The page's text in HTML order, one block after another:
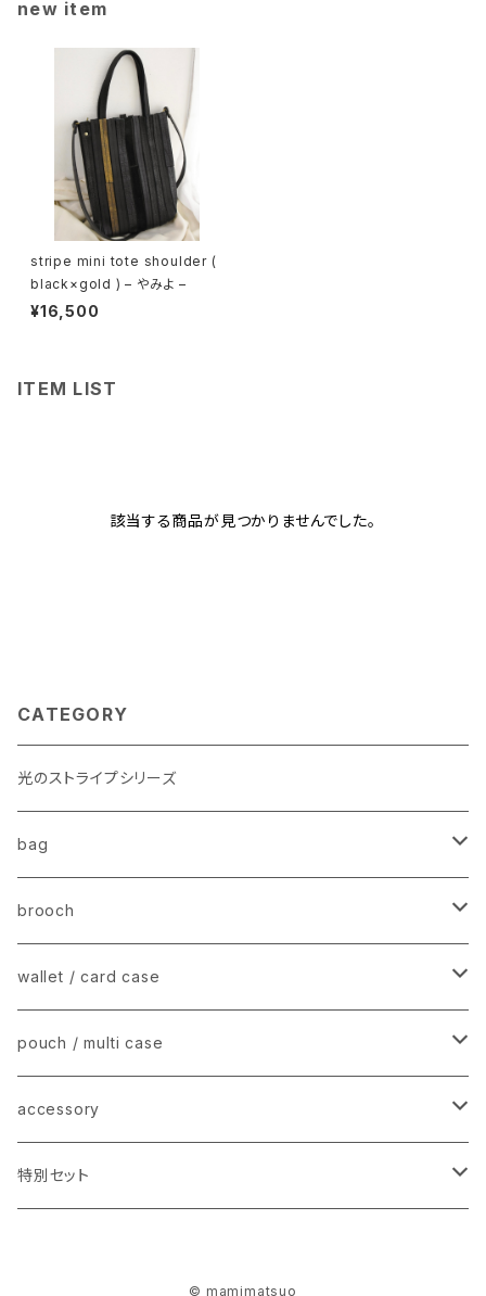
new item
stripe mini tote shoulder (
black×gold ) – やみよ –
¥16,500
ITEM LIST
該当する商品が見つかりませんでした。
CATEGORY
光のストライプシリーズ
bag
stripe tote − ストライプトートバッグ
mini tote shoulder − ミニショルダー
fur pouch/ pochette − ファーポーチ
brooch
charm brooch − チャームブローチ
animal mini brooch − アニマルブローチ
wallet / card case
mini wallet −ミニウォレット / 名刺入れ
flat card case − フラットカードケース
pouch / multi case
stripe mini case − ストライプミニケース
accessory
earring − イヤリング / ピアス
特別セット
© mamimatsuo